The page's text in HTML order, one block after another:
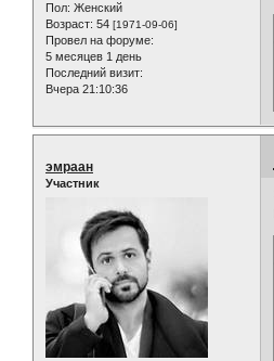
Пол: Женский
Возраст: 54 [1971-09-06]
Провел на форуме:
5 месяцев 1 день
Последний визит:
Вчера 21:10:36
эмраан
Участник